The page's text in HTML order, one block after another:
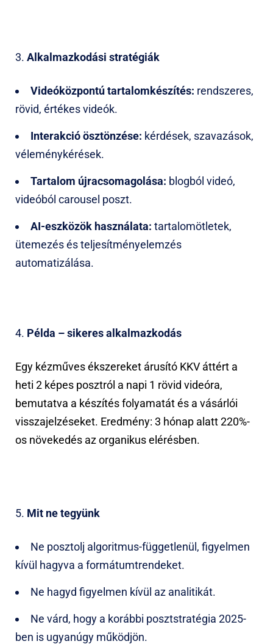
Alkalmazkodási stratégiák
Videóközpontú tartalomkészítés: rendszeres,
rövid, értékes videók.
Interakció ösztönzése: kérdések, szavazások,
véleménykérések.
Tartalom újracsomagolása: blogból videó,
videóból carousel poszt.
AI-eszközök használata: tartalomötletek,
ütemezés és teljesítményelemzés
automatizálása.
Példa – sikeres alkalmazkodás
Egy kézműves ékszereket árusító KKV áttért a
heti 2 képes posztról a napi 1 rövid videóra,
bemutatva a készítés folyamatát és a vásárlói
visszajelzéseket. Eredmény: 3 hónap alatt 220%-
os növekedés az organikus elérésben.
Mit ne tegyünk
Ne posztolj algoritmus-függetlenül, figyelmen
kívül hagyva a formátumtrendeket.
Ne hagyd figyelmen kívül az analitikát.
Ne várd, hogy a korábbi posztstratégia 2025-
ben is ugyanúgy működjön.